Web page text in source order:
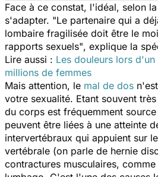
Face à ce constat, l'idéal, selon
s'adapter. "Le partenaire qui a
lombaire fragilisée doit être le
rapports sexuels", explique la
Lire aussi : Les douleurs lors
millions de femmes
Mais attention, le mal de dos
votre sexualité. Etant souvent
du corps est fréquemment
peuvent être liées à une atteinte
intervertébraux qui appuient sur
vertébrale (on parle de hernie
contractures musculaires,